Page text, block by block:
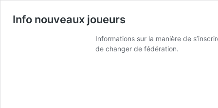
Info nouveaux joueurs
Informations sur la manière de
de changer de fédération.